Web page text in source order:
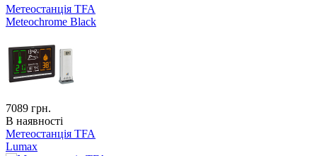
Метеостанція TFA
Meteochrome Black
7089 грн.
В наявності
Метеостанція TFA
Lumax